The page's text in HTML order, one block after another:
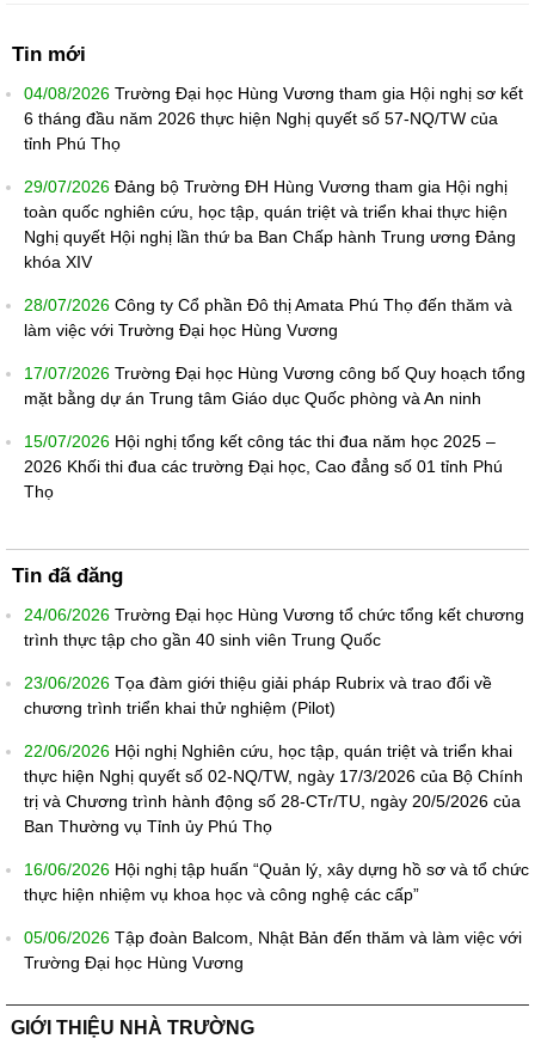
Tin mới
04/08/2026 Trường Đại học Hùng Vương tham gia Hội nghị sơ kết
6 tháng đầu năm 2026 thực hiện Nghị quyết số 57-NQ/TW của
tỉnh Phú Thọ
29/07/2026 Đảng bộ Trường ĐH Hùng Vương tham gia Hội nghị
toàn quốc nghiên cứu, học tập, quán triệt và triển khai thực hiện
Nghị quyết Hội nghị lần thứ ba Ban Chấp hành Trung ương Đảng
khóa XIV
28/07/2026 Công ty Cổ phần Đô thị Amata Phú Thọ đến thăm và
làm việc với Trường Đại học Hùng Vương
17/07/2026 Trường Đại học Hùng Vương công bố Quy hoạch tổng
mặt bằng dự án Trung tâm Giáo dục Quốc phòng và An ninh
15/07/2026 Hội nghị tổng kết công tác thi đua năm học 2025 –
2026 Khối thi đua các trường Đại học, Cao đẳng số 01 tỉnh Phú
Thọ
Tin đã đăng
24/06/2026 Trường Đại học Hùng Vương tổ chức tổng kết chương
trình thực tập cho gần 40 sinh viên Trung Quốc
23/06/2026 Tọa đàm giới thiệu giải pháp Rubrix và trao đổi về
chương trình triển khai thử nghiệm (Pilot)
22/06/2026 Hội nghị Nghiên cứu, học tập, quán triệt và triển khai
thực hiện Nghị quyết số 02-NQ/TW, ngày 17/3/2026 của Bộ Chính
trị và Chương trình hành động số 28-CTr/TU, ngày 20/5/2026 của
Ban Thường vụ Tỉnh ủy Phú Thọ
16/06/2026 Hội nghị tập huấn “Quản lý, xây dựng hồ sơ và tổ chức
thực hiện nhiệm vụ khoa học và công nghệ các cấp”
05/06/2026 Tập đoàn Balcom, Nhật Bản đến thăm và làm việc với
Trường Đại học Hùng Vương
GIỚI THIỆU NHÀ TRƯỜNG